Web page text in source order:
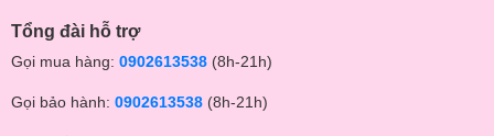
Tổng đài hỗ trợ
Gọi mua hàng: 0902613538 (8h-21h)
Gọi bảo hành: 0902613538 (8h-21h)